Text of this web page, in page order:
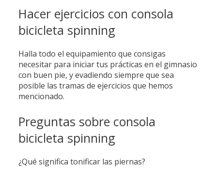
Hacer ejercicios con consola
bicicleta spinning
Halla todo el equipamiento que consigas
necesitar para iniciar tus prácticas en el gimnasio
con buen pie, y evadiendo siempre que sea
posible las tramas de ejercicios que hemos
mencionado.
Preguntas sobre consola
bicicleta spinning
¿Qué significa tonificar las piernas?